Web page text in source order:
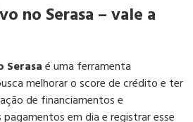
no Serasa – vale a
Serasaé uma ferramenta
melhorar o score de crédito e ter
de financiamentos e
em dia e registrar esse